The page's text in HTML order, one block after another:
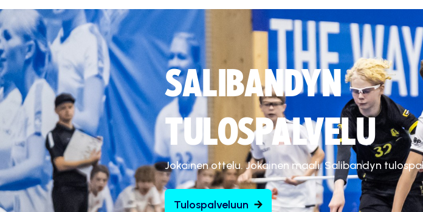
SALIBANDYN
TULOSPALVELU
Jokainen ottelu. Jokainen maali. Salibandyn
Tulospalveluun